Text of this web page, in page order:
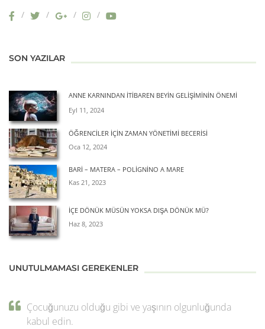
SON YAZILAR
ANNE KARNINDAN İTIBAREN BEYIN GELIŞIMININ ÖNEMI
Eyl 11, 2024
ÖĞRENCILER İÇIN ZAMAN YÖNETIMI BECERISI
Oca 12, 2024
BARİ – MATERA – POLİGNİNO A MARE
Kas 21, 2023
İÇE DÖNÜK MÜSÜN YOKSA DIŞA DÖNÜK MÜ?
Haz 8, 2023
UNUTULMAMASI GEREKENLER
Çocuğunuzu olduğu gibi ve yaşının olgunluğunda
kabul edin.